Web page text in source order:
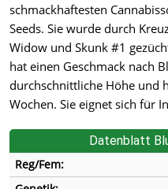
schmackhaftesten
Seeds. Sie wurde durch
Widow und Skunk #1
hat einen Geschmack nach
durchschnittliche Höhe und
Wochen. Sie eignet sich für
Datenblatt
Reg/Fem: